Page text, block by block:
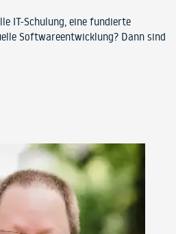
IT-Schulung, eine fundierte
Softwareentwicklung? Dann sind